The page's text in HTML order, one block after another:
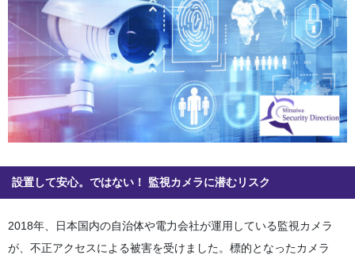
設置して安心。ではない！ 監視カメラに潜むリスク
2018年、日本国内の自治体や電力会社が運用している監視カメラ
が、不正アクセスによる被害を受けました。標的となったカメラ